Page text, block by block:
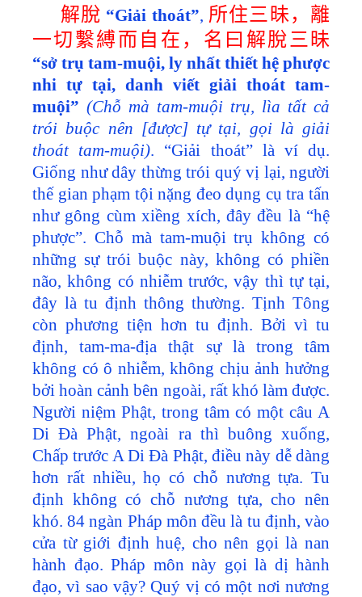
解脫 “Giải thoát”, 所住三昧，離
一切繫縛而自在，名曰解脫三昧
“sở trụ tam-muội, ly nhất thiết hệ phược
nhi tự tại, danh viết giải thoát tam-
muội” (Chỗ mà tam-muội trụ, lìa tất cả
trói buộc nên [được] tự tại, gọi là giải
thoát tam-muội). “Giải thoát” là ví dụ.
Giống như dây thừng trói quý vị lại, người
thế gian phạm tội nặng đeo dụng cụ tra tấn
như gông cùm xiềng xích, đây đều là “hệ
phược”. Chỗ mà tam-muội trụ không có
những sự trói buộc này, không có phiền
não, không có nhiễm trước, vậy thì tự tại,
đây là tu định thông thường. Tịnh Tông
còn phương tiện hơn tu định. Bởi vì tu
định, tam-ma-địa thật sự là trong tâm
không có ô nhiễm, không chịu ảnh hưởng
bởi hoàn cảnh bên ngoài, rất khó làm được.
Người niệm Phật, trong tâm có một câu A
Di Đà Phật, ngoài ra thì buông xuống,
Chấp trước A Di Đà Phật, điều này dễ dàng
hơn rất nhiều, họ có chỗ nương tựa. Tu
định không có chỗ nương tựa, cho nên
khó. 84 ngàn Pháp môn đều là tu định, vào
cửa từ giới định huệ, cho nên gọi là nan
hành đạo. Pháp môn này gọi là dị hành
đạo, vì sao vậy? Quý vị có một nơi nương